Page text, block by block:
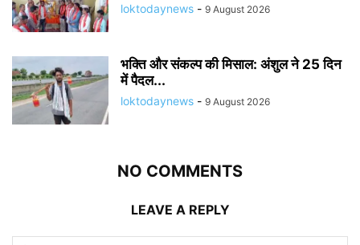
loktodaynews - 9 August 2026
भक्ति और संकल्प की मिसाल: अंशुल ने 25 दिन
में पैदल...
loktodaynews - 9 August 2026
NO COMMENTS
LEAVE A REPLY